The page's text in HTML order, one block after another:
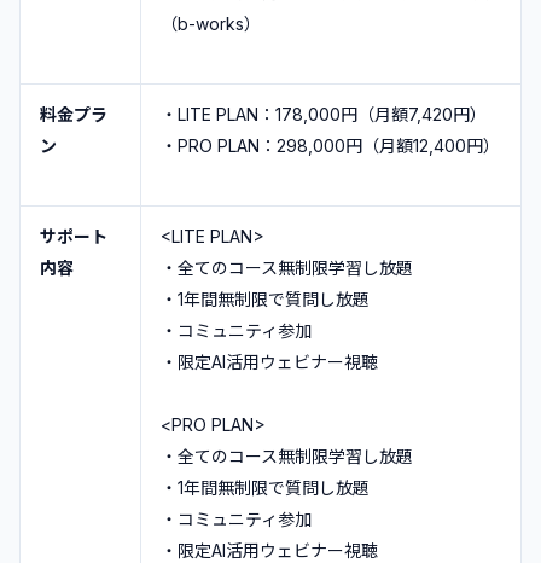
（b-works）
料金プラ
ン
・LITE PLAN：178,000円（月額7,420円）
・PRO PLAN：298,000円（月額12,400円）
サポート
内容
<LITE PLAN>
・全てのコース無制限学習し放題
・1年間無制限で質問し放題
・コミュニティ参加
・限定AI活用ウェビナー視聴
<PRO PLAN>
・全てのコース無制限学習し放題
・1年間無制限で質問し放題
・コミュニティ参加
・限定AI活用ウェビナー視聴